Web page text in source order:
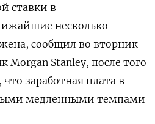
ставки в
несколько
сообщил во вторник
Morgan Stanley, после того
заработная плата в
медленными темпами